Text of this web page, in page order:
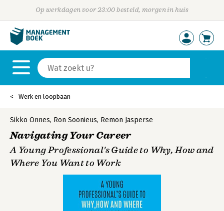
Op werkdagen voor 23:00 besteld, morgen in huis
Werk en loopbaan
Sikko Onnes, Ron Soonieus, Remon Jasperse
Navigating Your Career
A Young Professional's Guide to Why, How and
Where You Want to Work